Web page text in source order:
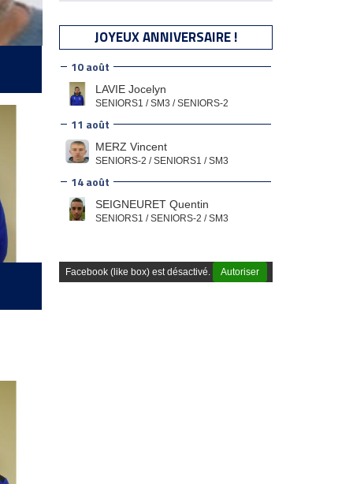
JOYEUX ANNIVERSAIRE !
10 août
LAVIE Jocelyn
SENIORS1 / SM3 / SENIORS-2
11 août
MERZ Vincent
SENIORS-2 / SENIORS1 / SM3
14 août
SEIGNEURET Quentin
SENIORS1 / SENIORS-2 / SM3
Facebook (like box) est désactivé. Autoriser